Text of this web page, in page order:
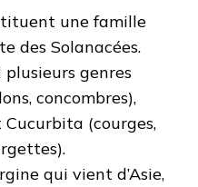
une famille
des Solanacées.
genres
concombres),
(courges,
qui vient d’Asie,